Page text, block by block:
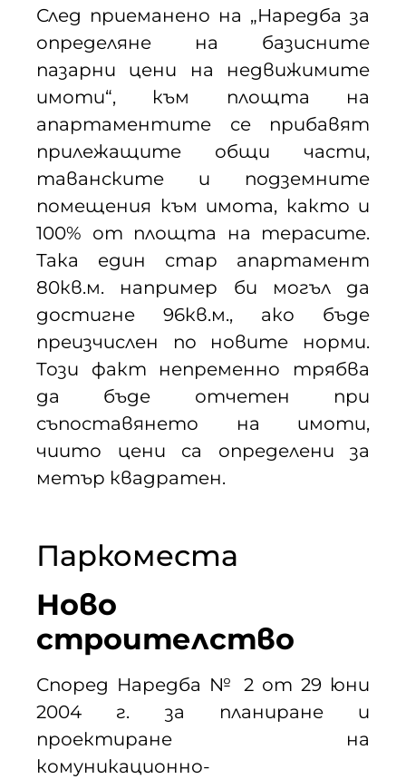
След приеманено на „Наредба за
определяне на базисните
пазарни цени на недвижимите
имоти“, към площта на
апартаментите се прибавят
прилежащите общи части,
таванските и подземните
помещения към имота, както и
100% от площта на терасите.
Така един стар апартамент
80кв.м. например би могъл да
достигне 96кв.м., ако бъде
преизчислен по новите норми.
Този факт непременно трябва
да бъде отчетен при
съпоставянето на имоти,
чиито цени са определени за
метър квадратен.
Паркоместа
Ново
строителство
Според Наредба № 2 от 29 юни
2004 г. за планиране и
проектиране на
комуникационно-